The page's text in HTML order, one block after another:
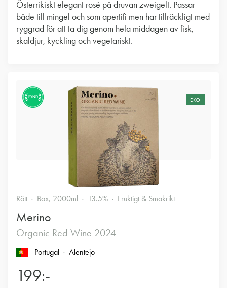
Österrikiskt elegant rosé på druvan zweigelt. Passar
både till mingel och som apertifi men har tillräckligt med
ryggrad för att ta dig genom hela middagen av fisk,
skaldjur, kyckling och vegetariskt.
FYND EKO
Rött Box, 2000ml 13.5% Fruktigt & Smakrikt
Merino
Organic Red Wine 2024
Portugal Alentejo
199:-